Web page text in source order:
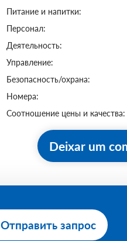
Питание и напитки:
Персонал:
Деятельность:
Управление:
Безопасность/охрана:
Номера:
Соотношение цены и качества:
Deixar um
Отправить запрос